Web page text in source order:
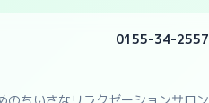
0155-34-2557
のちいさなリラクゼーションサロン